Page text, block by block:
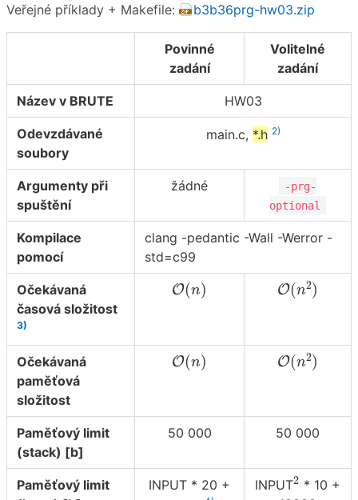
Veřejné příklady + Makefile: b3b36prg-hw03.zip
Povinné
zadání
Volitelné
zadání
Název v BRUTE HW03
Odevzdávané
soubory
main.c, *.h 2)
Argumenty při
spuštění
žádné
-prg-
optional
Kompilace
pomocí
clang -pedantic -Wall -Werror -
std=c99
Očekávaná
časová složitost
3)
O(n)
O(n) O(n2)
O(n 2)
Očekávaná
paměťová
složitost
O(n)
O(n) O(n2)
O(n 2)
Paměťový limit
(stack) [b]
50 000 50 000
Paměťový limit
INPUT * 20 +
INPUT2
2 * 10 +